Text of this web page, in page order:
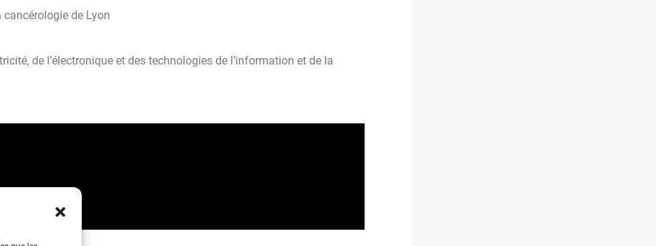
cancérologie de Lyon
de l’électronique et des technologies de l’information et de la